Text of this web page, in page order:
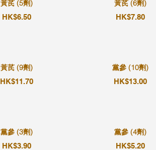
黃芪 (5劑)
HK$6.50
黃芪 (9劑)
HK$11.70
黨參 (3劑)
HK$3.90
黃芪 (6劑)
HK$7.80
黨參 (10劑)
HK$13.00
黨參 (4劑)
HK$5.20